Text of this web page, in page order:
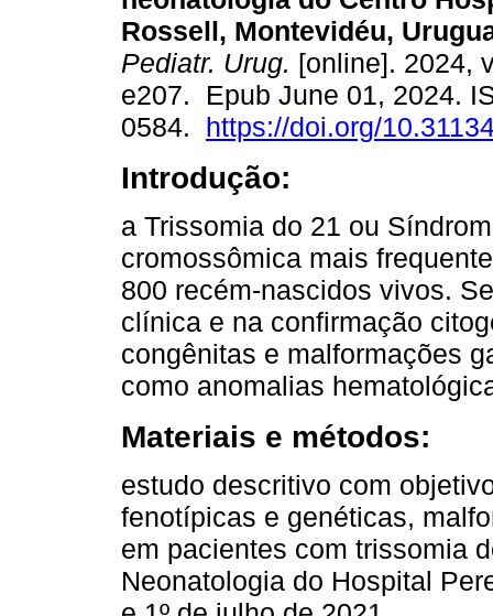
Rossell, Montevidéu,
Pediatr. Urug. [online]. 2024,
e207. Epub June 01, 2024.
0584. https://doi.org/
Introdução:
a Trissomia do 21 ou
cromossômica mais
800 recém-nascidos vivos.
clínica e na confirmação
congênitas e malformações
como anomalias
Materiais e métodos:
estudo descritivo com
fenotípicas e genéticas,
em pacientes com trissomia
Neonatologia do Hospital